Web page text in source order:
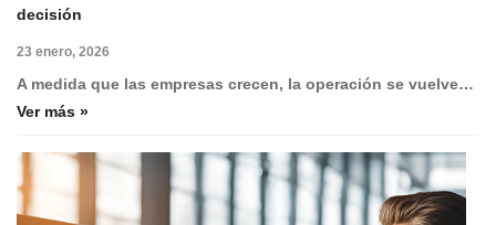
decisión
23 enero, 2026
A medida que las empresas crecen, la operación se vuelve…
Ver más »